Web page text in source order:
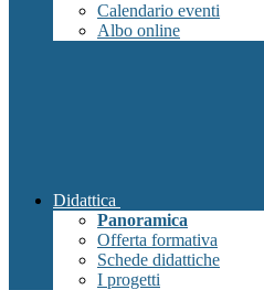
Calendario eventi
Albo online
Didattica
Panoramica
Offerta formativa
Schede didattiche
I progetti